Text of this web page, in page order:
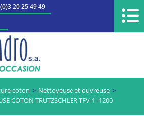
20 25 49 49
coton
Nettoyeuse et ouvreuse
COTON TRUTZSCHLER TFV-1 -1200